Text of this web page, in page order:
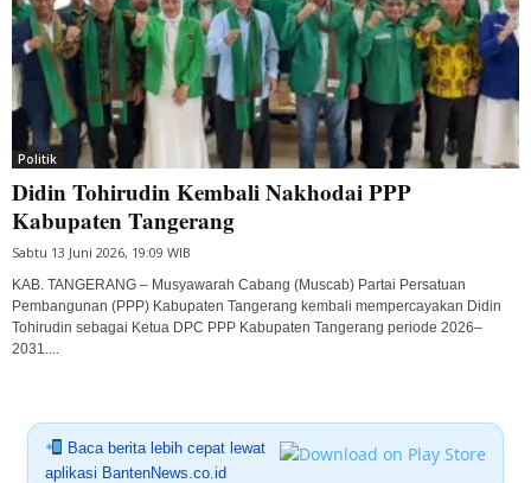
Politik
Didin Tohirudin Kembali Nakhodai PPP
Kabupaten Tangerang
Sabtu 13 Juni 2026, 19:09 WIB
KAB. TANGERANG – Musyawarah Cabang (Muscab) Partai Persatuan
Pembangunan (PPP) Kabupaten Tangerang kembali mempercayakan Didin
Tohirudin sebagai Ketua DPC PPP Kabupaten Tangerang periode 2026–
2031....
Baca berita lebih cepat lewat
aplikasi BantenNews.co.id